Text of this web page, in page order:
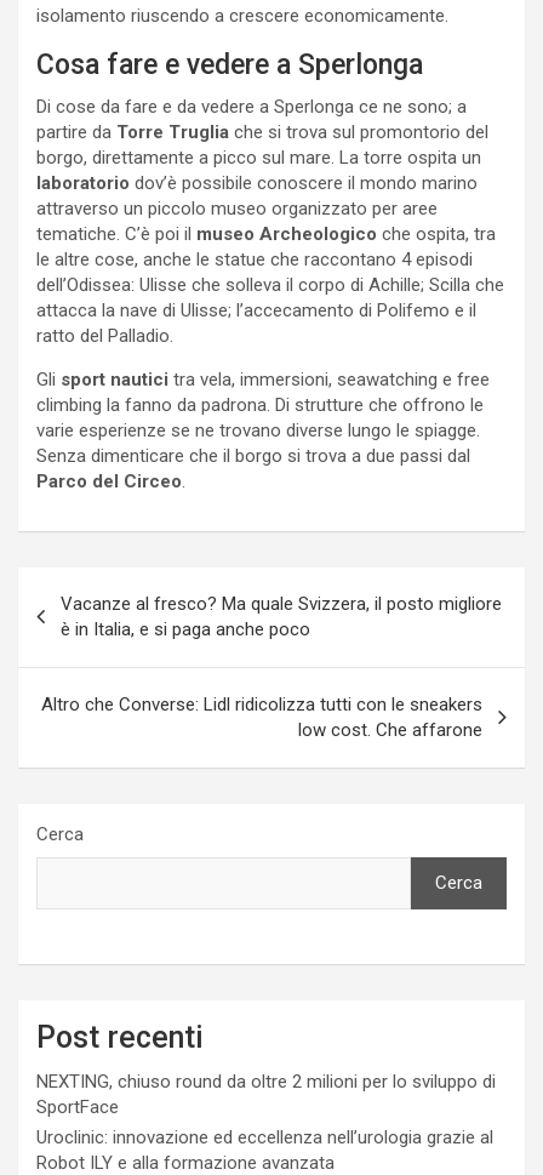
isolamento riuscendo a crescere economicamente.
Cosa fare e vedere a Sperlonga
Di cose da fare e da vedere a Sperlonga ce ne sono; a
partire da Torre Truglia che si trova sul promontorio del
borgo, direttamente a picco sul mare. La torre ospita un
laboratorio dov’è possibile conoscere il mondo marino
attraverso un piccolo museo organizzato per aree
tematiche. C’è poi il museo Archeologico che ospita, tra
le altre cose, anche le statue che raccontano 4 episodi
dell’Odissea: Ulisse che solleva il corpo di Achille; Scilla che
attacca la nave di Ulisse; l’accecamento di Polifemo e il
ratto del Palladio.
Gli sport nautici tra vela, immersioni, seawatching e free
climbing la fanno da padrona. Di strutture che offrono le
varie esperienze se ne trovano diverse lungo le spiagge.
Senza dimenticare che il borgo si trova a due passi dal
Parco del Circeo.
articoli
Vacanze al fresco? Ma quale Svizzera, il posto migliore
è in Italia, e si paga anche poco
Altro che Converse: Lidl ridicolizza tutti con le sneakers
low cost. Che affarone
Cerca
Cerca
Post recenti
NEXTING, chiuso round da oltre 2 milioni per lo sviluppo di
SportFace
Uroclinic: innovazione ed eccellenza nell’urologia grazie al
Robot ILY e alla formazione avanzata